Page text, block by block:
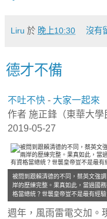
Liru 於 晚上10:30 沒有
德才不備
不吐不快 - 大家一起來
作者 施正鋒（東華大學
2019-05-27
被問到跟賴清德的不同，蔡英文強
岸的歷練完整。果真如此，當過國
格當總統？世襲皇帝豈不是最有經
週年，風雨雷電交加。